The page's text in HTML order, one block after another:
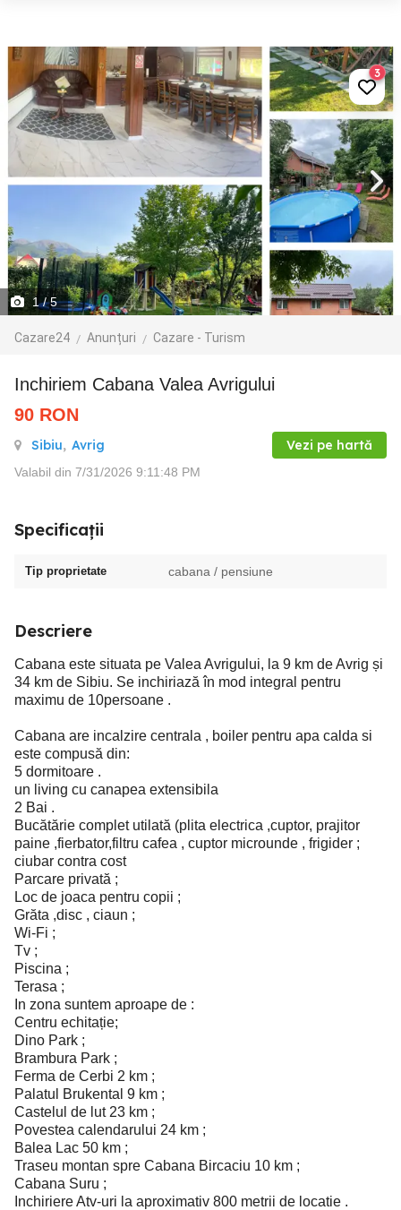
1/ 5
Cazare24 Anunțuri Cazare - Turism
3
inchiriem Cabana Valea Avrigului
90 RON
Sibiu, Avrig Vezi pe hartă
Valabil din 7/31/2026 9:11:48 PM
Specificații
Tip proprietate cabana / pensiune
Descriere
Cabana este situata pe Valea Avrigului, la 9 km de Avrig și
34 km de Sibiu. Se inchiriază în mod integral pentru
maximu de 10persoane .
Cabana are incalzire centrala , boiler pentru apa calda si
este compusă din:
5 dormitoare .
un living cu canapea extensibila
2 Bai .
Bucătărie complet utilată (plita electrica ,cuptor, prajitor
paine ,fierbator,filtru cafea , cuptor microunde , frigider ;
ciubar contra cost
Parcare privată ;
Loc de joaca pentru copii ;
Grăta ,disc , ciaun ;
Wi-Fi ;
Tv ;
Piscina ;
Terasa ;
In zona suntem aproape de :
Centru echitație;
Dino Park ;
Brambura Park ;
Ferma de Cerbi 2 km ;
Palatul Brukental 9 km ;
Castelul de lut 23 km ;
Povestea calendarului 24 km ;
Balea Lac 50 km ;
Traseu montan spre Cabana Bircaciu 10 km ;
Cabana Suru ;
Inchiriere Atv-uri la aproximativ 800 metrii de locatie .